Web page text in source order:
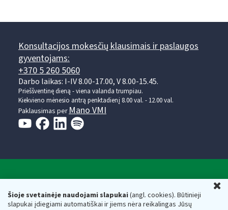
Šioje svetainėje naudojami slapukai(angl. cookies). Būtinieji
slapukai įdiegiami automatiškai ir jiems nėra reikalingas Jūsų
Konsultacijos mokesčių klausimais ir paslaugos
gyventojams:
+370 5 260 5060
Darbo laikas: I-IV 8.00-17.00, V 8.00-15.45.
Prieššventinę dieną - viena valanda trumpiau.
Kiekvieno mėnesio antrą penktadienį 8.00 val. - 12.00 val.
Paklausimas per Mano VMI
Respublikos finansų ministerijos